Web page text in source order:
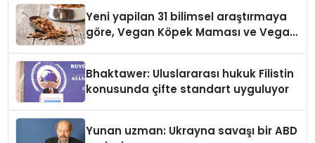
Yeni yapilan 31 bilimsel araştırmaya
göre, Vegan Köpek Maması ve Vegan
Bhaktawer: Uluslararası hukuk Filistin
konusunda çifte standart uyguluyor
Yunan uzman: Ukrayna savaşı bir ABD